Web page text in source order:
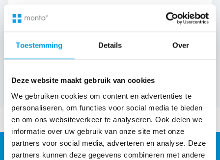
Toestemming Details Over
Deze website maakt gebruik van cookies
We gebruiken cookies om content en advertenties te
personaliseren, om functies voor social media te bieden
en om ons websiteverkeer te analyseren. Ook delen we
informatie over uw gebruik van onze site met onze
partners voor social media, adverteren en analyse. Deze
partners kunnen deze gegevens combineren met andere